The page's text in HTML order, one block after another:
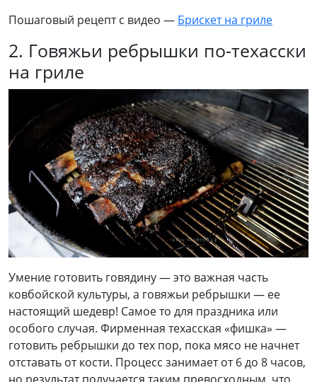
Пошаговый рецепт с видео — Брискет на гриле
2. Говяжьи ребрышки по-техасски
на гриле
Умение готовить говядину — это важная часть
ковбойской культуры, а говяжьи ребрышки — ее
настоящий шедевр! Самое то для праздника или
особого случая. Фирменная техасская «фишка» —
готовить ребрышки до тех пор, пока мясо не начнет
отставать от кости. Процесс занимает от 6 до 8 часов,